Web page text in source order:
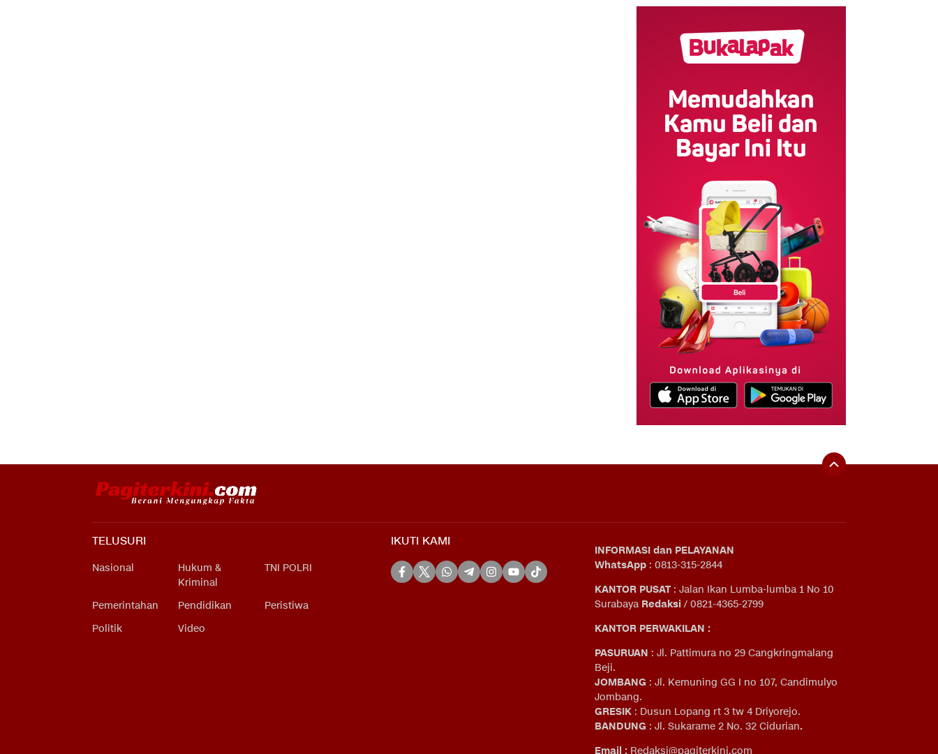
TELUSURI
Nasional
Hukum &
Kriminal
TNI POLRI
Pemerintahan Pendidikan
Peristiwa
Politik
Video
IKUTI KAMI
INFORMASI dan PELAYANAN
WhatsApp : 0813-315-2844
KANTOR PUSAT: Jalan Ikan Lumba-lumba 1 No 10
Surabaya Redaksi / 0821-4365-2799
KANTOR PERWAKILAN :
PASURUAN : Jl. Pattimura no 29 Cangkringmalang
Beji.
JOMBANG : Jl. Kemuning GG I no 107, Candimulyo
Jombang.
GRESIK : Dusun Lopang rt 3 tw 4 Driyorejo.
BANDUNG : Jl. Sukarame 2 No. 32 Cidurian.
Email : Redaksi@pagiterkini.com